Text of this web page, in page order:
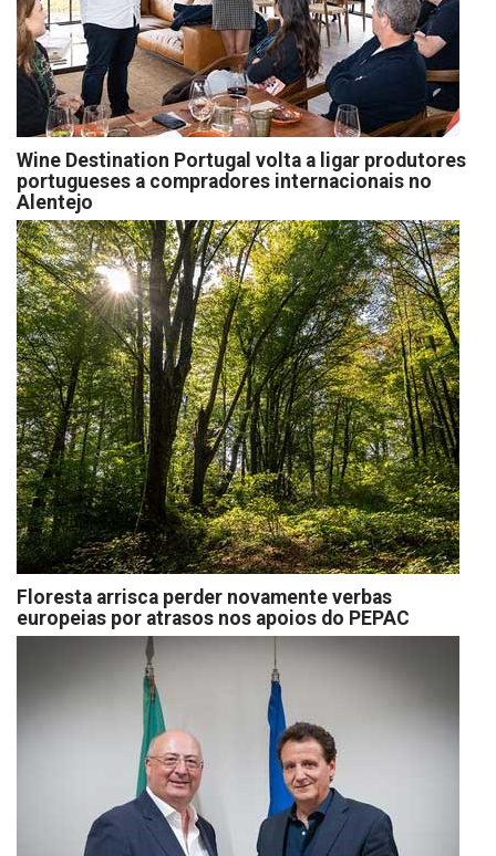
Wine Destination Portugal volta a ligar produtores
portugueses a compradores internacionais no
Alentejo
Floresta arrisca perder novamente verbas
europeias por atrasos nos apoios do PEPAC